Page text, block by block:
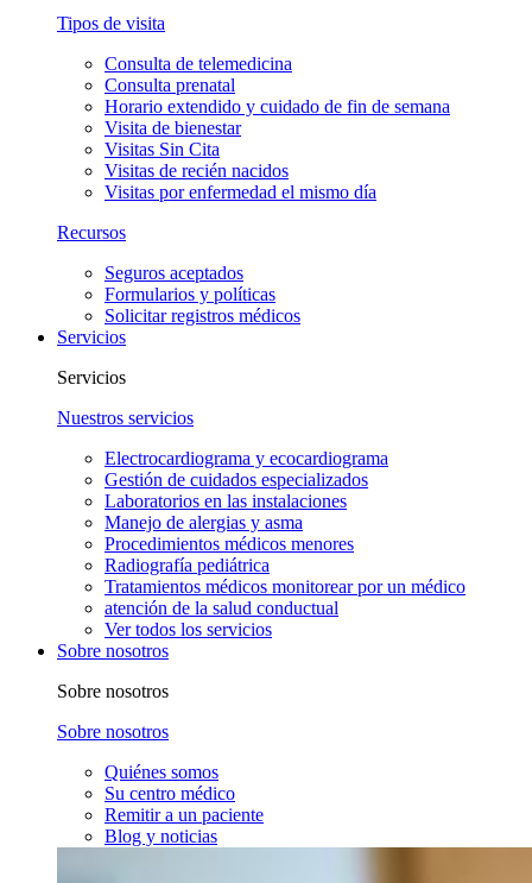
Tipos de visita
Consulta de telemedicina
Consulta prenatal
Horario extendido y cuidado de fin de semana
Visita de bienestar
Visitas Sin Cita
Visitas de recién nacidos
Visitas por enfermedad el mismo día
Recursos
Seguros aceptados
Formularios y políticas
Solicitar registros médicos
Servicios
Servicios
Nuestros servicios
Electrocardiograma y ecocardiograma
Gestión de cuidados especializados
Laboratorios en las instalaciones
Manejo de alergias y asma
Procedimientos médicos menores
Radiografía pediátrica
Tratamientos médicos monitorear por un médico
atención de la salud conductual
Ver todos los servicios
Sobre nosotros
Sobre nosotros
Sobre nosotros
Quiénes somos
Su centro médico
Remitir a un paciente
Blog y noticias